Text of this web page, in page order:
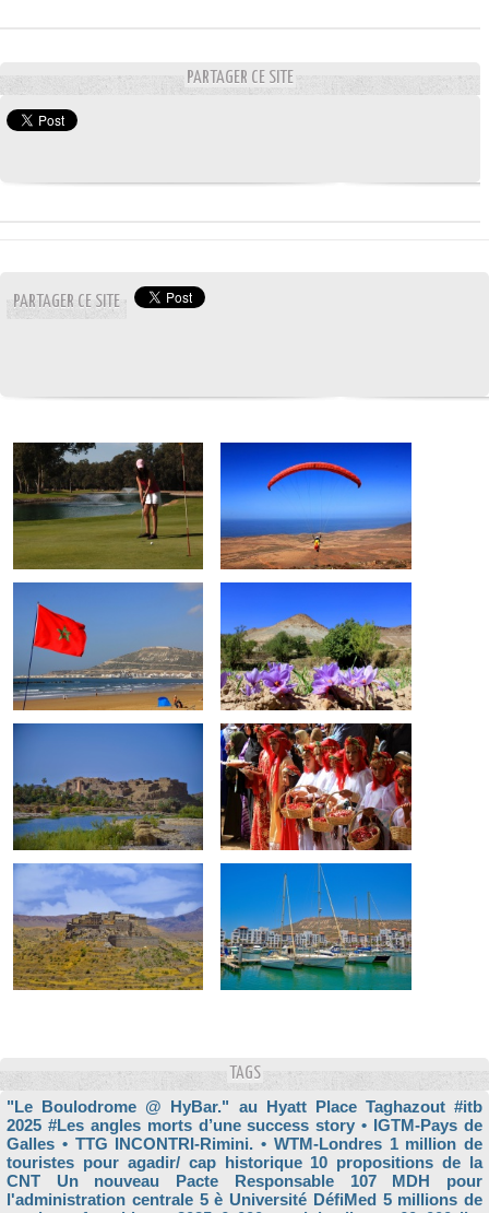
PARTAGER CE SITE
PARTAGER CE SITE
TAGS
"Le Boulodrome @ HyBar." au Hyatt Place Taghazout #itb
2025 #Les angles morts d’une success story • IGTM-Pays de
Galles • TTG INCONTRI-Rimini. • WTM-Londres 1 million de
touristes pour agadir/ cap historique 10 propositions de la
CNT Un nouveau Pacte Responsable
107 MDH pour
l'administration centrale 5 è Université DéfiMed 5 millions de